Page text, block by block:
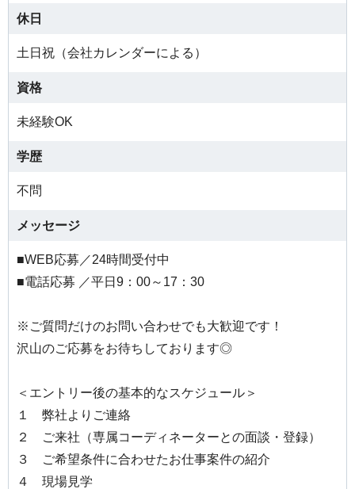
休日
土日祝（会社カレンダーによる）
資格
未経験OK
学歴
不問
メッセージ
■WEB応募／24時間受付中
■電話応募 ／平日9：00～17：30
※ご質問だけのお問い合わせでも大歓迎です！
沢山のご応募をお待ちしております◎
＜エントリー後の基本的なスケジュール＞
１ 弊社よりご連絡
２ ご来社（専属コーディネーターとの面談・登録）
３ ご希望条件に合わせたお仕事案件の紹介
４ 現場見学